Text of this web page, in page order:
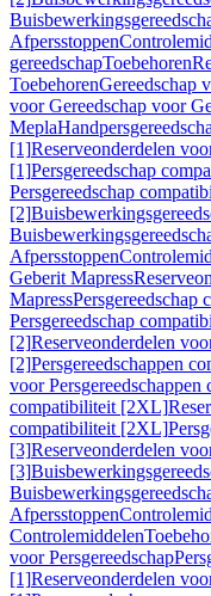
Afpersstoppen
gereedschapToebehoren
ToebehorenGereedschap
voor Gereedschap voor
Mepla
[1]Reserveonderdelen
[1]Persgereedschap
Persgereedschap
[2]
Afpersstoppen
Geberit Mapress
MapressPersgereedschap
Persgereedschap
[2]Reserveonderdelen
[2]Persgereedschappen
voor
compatibiliteit [2XL]
compatibiliteit [2XL]
[3]Reserveonderdelen
[3]
Afpersstoppen
Controlemiddelen
voor Persgereedschap
[1]Reserveonderdelen